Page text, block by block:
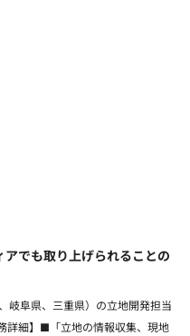
でも取り上げられることの
岐阜県、三重県）の立地開発担当
詳細】■「立地の情報収集、現地